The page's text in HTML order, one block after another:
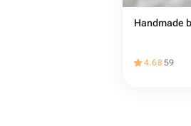
Handmade
4.6859